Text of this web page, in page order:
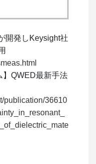
開発しKeysight社
用
】QWED最新手法
publication/36610